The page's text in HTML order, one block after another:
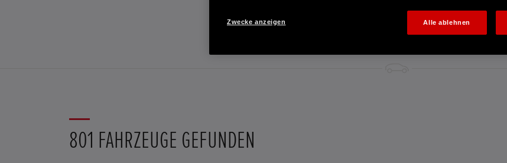
801 FAHRZEUGE GEFUNDEN
Zwecke anzeigen Alle ablehnen